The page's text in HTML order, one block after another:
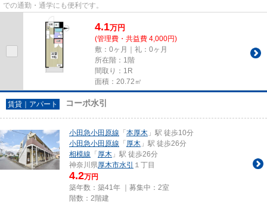
での通勤・通学にも便利です。
4.1万円
(管理費・共益費 4,000円)
敷：0ヶ月｜礼：0ヶ月
所在階：1階
間取り：1R
面積：20.72㎡
賃貸｜アパート コーポ水引
小田急小田原線 「本厚木 」駅 徒歩10分
小田急小田原線 「厚木 」駅 徒歩26分
相模線 「厚木 」駅 徒歩26分
神奈川県厚木市水引 １丁目
4.2万円
築年数：築41年 ｜募集中： 2室
階数：2階建